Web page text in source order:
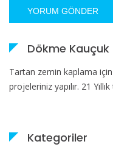
Dökme
Tartan zemin kaplama
projeleriniz yapılır. 21
Kategoriler